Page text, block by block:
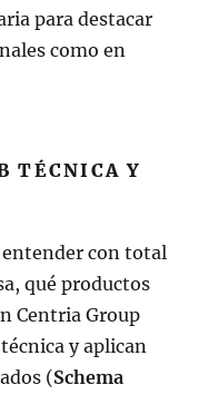
para destacar
como en
TÉCNICA Y
entender con total
qué productos
Centria Group
y aplican
(Schema